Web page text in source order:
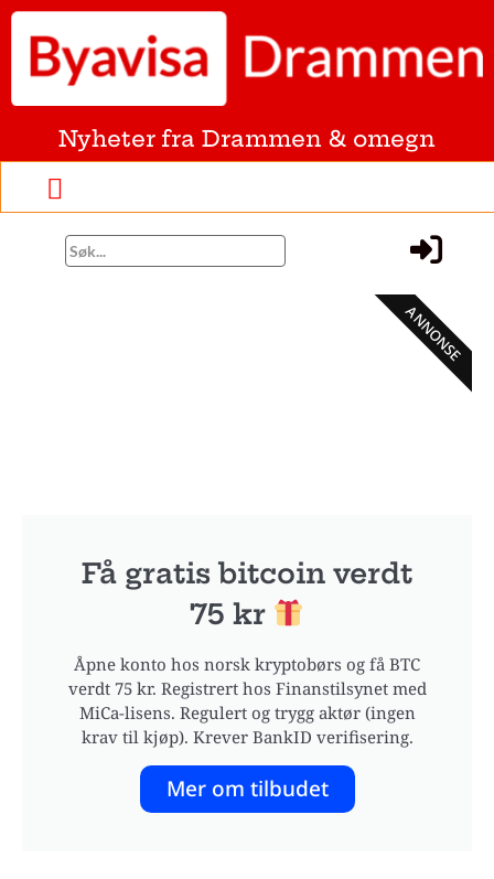
Nyheter fra Drammen & omegn
Få gratis bitcoin verdt
75 kr
Åpne konto hos norsk kryptobørs og få BTC
verdt 75 kr. Registrert hos Finanstilsynet med
MiCa-lisens. Regulert og trygg aktør (ingen
krav til kjøp). Krever BankID verifisering.
Mer om tilbudet
ANNONSE